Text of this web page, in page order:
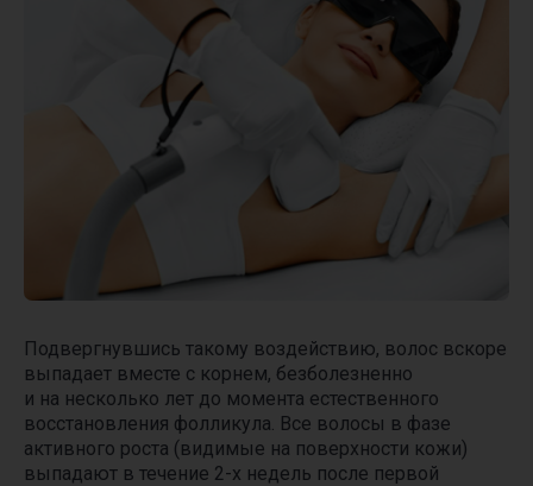
Подвергнувшись такому воздействию, волос вскоре
выпадает вместе с корнем, безболезненно
и на несколько лет до момента естественного
восстановления фолликула. Все волосы в фазе
активного роста (видимые на поверхности кожи)
выпадают в течение 2-х недель после первой